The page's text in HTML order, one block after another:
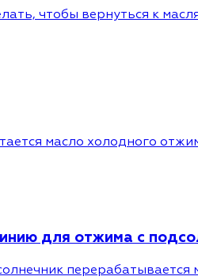
чтобы вернуться к
масло холодного
для отжима с